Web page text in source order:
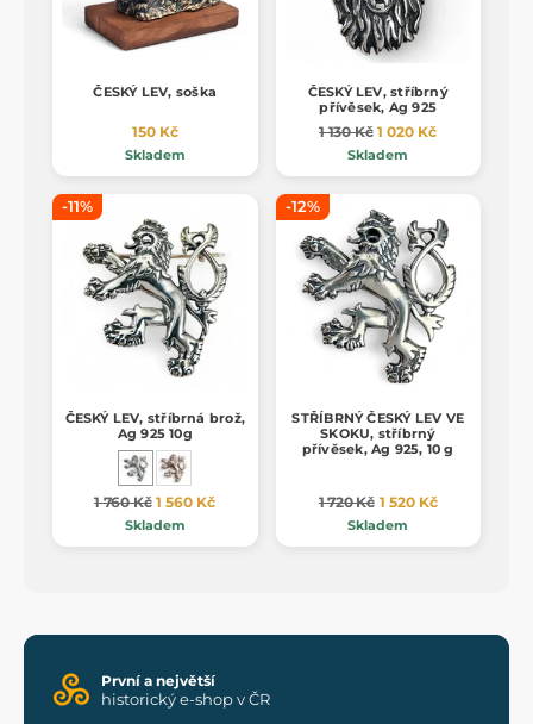
ČESKÝ LEV, soška
150 Kč
Skladem
ČESKÝ LEV, stříbrný
přívěsek, Ag 925
1 130 Kč 1 020 Kč
Skladem
-11%
ČESKÝ LEV, stříbrná brož,
Ag 925 10g
1 760 Kč 1 560 Kč
Skladem
-12%
STŘÍBRNÝ ČESKÝ LEV VE
SKOKU, stříbrný
přívěsek, Ag 925, 10 g
1 720 Kč 1 520 Kč
Skladem
První a největší
historický e-shop v ČR